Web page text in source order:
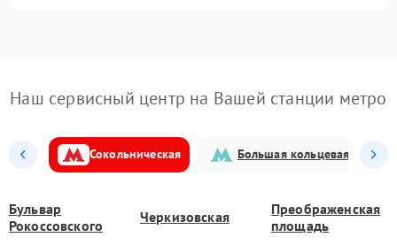
Наш сервисный центр на Вашей станции метро
Сокольническая Большая кольцевая
Бульвар
Рокоссовского
Черкизовская
Преображенская
площадь